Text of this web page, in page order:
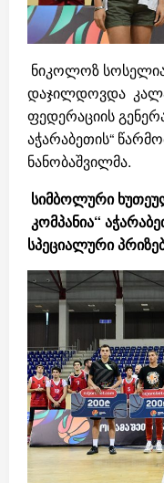
ნიკოლოზ
დაჯილდოვდა
ფედერაციის
აჭარაბეთის“
ნანობაშვილმა.
სიმბოლური
კომპანია“
სპეციალური